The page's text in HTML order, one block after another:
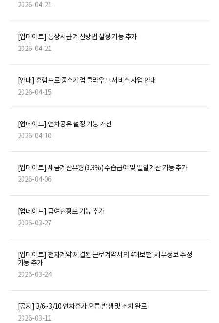
2026-04-21
[업데이트] 통상시급 계산방법 설정 기능 추가
2026-04-21
[안내] 휴램프로 중소기업 클라우드 서비스 사업 안내
2026-04-15
[업데이트] 연차공유 설정 기능 개선
2026-04-10
[업데이트] 세금계산유형(3.3%) 수습급여 및 일할계산 기능 추가
2026-04-06
[업데이트] 급여현황표 기능 추가
2026-03-27
[업데이트] 전자계약 체결된 근로계약서의 4대보험·세무정보 수정
기능 추가
2026-03-24
[공지] 3/6~3/10 연차휴가 오류 발생 및 조치 완료
2026-03-11